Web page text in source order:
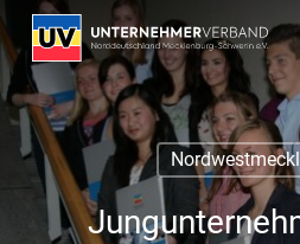
Skip
to
main
content